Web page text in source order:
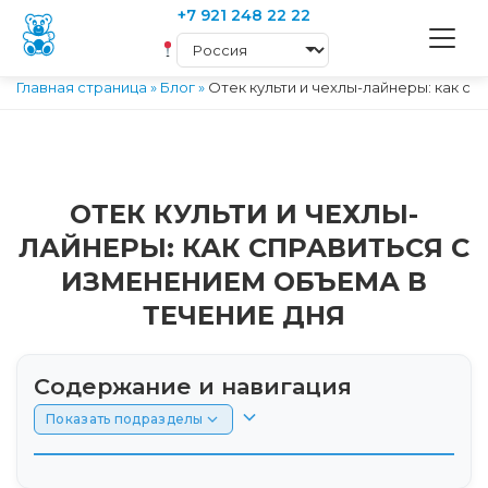
+7 921 248 22 22
Главная страница » Блог» Отек культи и чехлы-лайнеры: как
ОТЕК КУЛЬТИ И ЧЕХЛЫ-
ЛАЙНЕРЫ: КАК СПРАВИТЬСЯ С
ИЗМЕНЕНИЕМ ОБЪЕМА В
ТЕЧЕНИЕ ДНЯ
Содержание и навигация
Показать подразделы